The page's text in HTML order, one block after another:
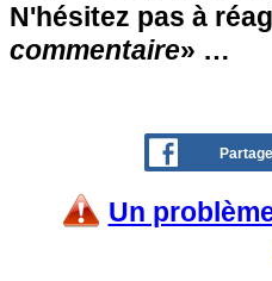
N'hésitez pas à
commentaire» …
Un